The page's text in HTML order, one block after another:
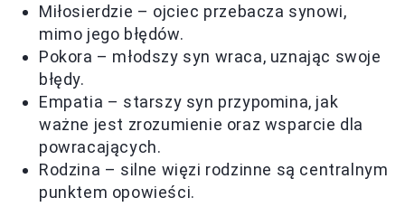
Miłosierdzie – ojciec przebacza synowi,
mimo jego błędów.
Pokora – młodszy syn wraca, uznając swoje
błędy.
Empatia – starszy syn przypomina, jak
ważne jest zrozumienie oraz wsparcie dla
powracających.
Rodzina – silne więzi rodzinne są centralnym
punktem opowieści.